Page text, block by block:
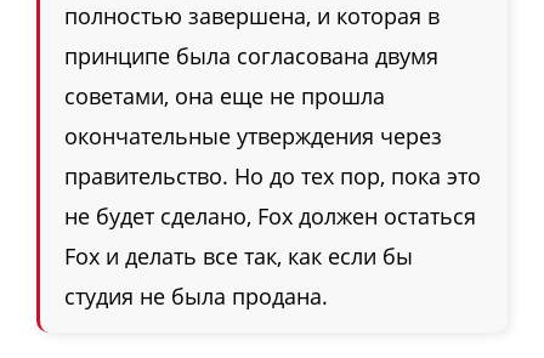
полностью завершена, и которая в
принципе была согласована двумя
советами, она еще не прошла
окончательные утверждения через
правительство. Но до тех пор, пока это
не будет сделано, Fox должен остаться
Fox и делать все так, как если бы
студия не была продана.